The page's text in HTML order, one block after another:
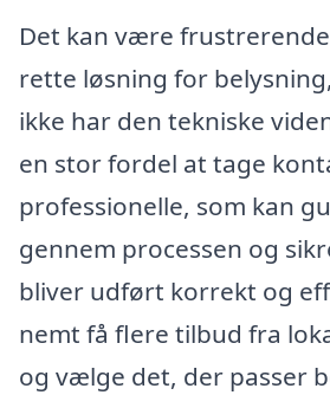
Det kan være
rette løsning for
ikke har den tekniske
en stor fordel at tage
professionelle, som kan
gennem processen og
bliver udført korrekt og
nemt få flere tilbud fra
og vælge det, der passer